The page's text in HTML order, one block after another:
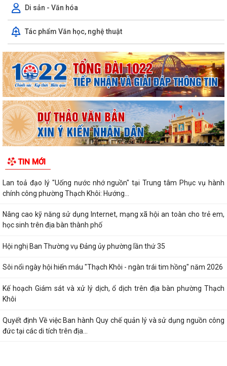
Di sản - Văn hóa
Tác phẩm Văn học, nghệ thuật
TIN MỚI
Lan toả đạo lý "Uống nước nhớ nguồn" tại Trung tâm Phục vụ hành
chính công phường Thạch Khôi: Hướng...
Nâng cao kỹ năng sử dụng Internet, mạng xã hội an toàn cho trẻ em,
học sinh trên địa bàn thành phố
Hội nghị Ban Thường vụ Đảng ủy phường lần thứ 35
Sôi nổi ngày hội hiến máu "Thạch Khôi - ngàn trái tim hồng" năm 2026
Kế hoạch Giám sát và xử lý dịch, ổ dịch trên địa bàn phường Thạch
Khôi
Quyết định Về việc Ban hành Quy chế quản lý và sử dụng nguồn công
đức tại các di tích trên địa...